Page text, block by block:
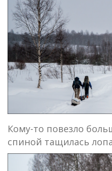
Кому-то повезло
спиной тащилась